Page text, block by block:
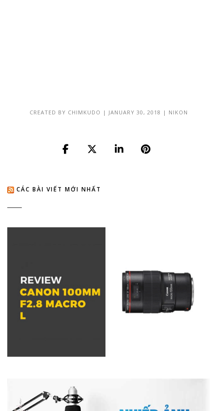
CREATED BY CHIMKUDO | JANUARY 30, 2018 | NIKON
CÁC BÀI VIẾT MỚI NHẤT